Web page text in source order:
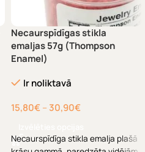
Necaurspīdīgas stikla
emaljas 57g (Thompson
Enamel)
Ir noliktavā
15,80€–30,90€
Necaurspīdīga stikla emalja plašā